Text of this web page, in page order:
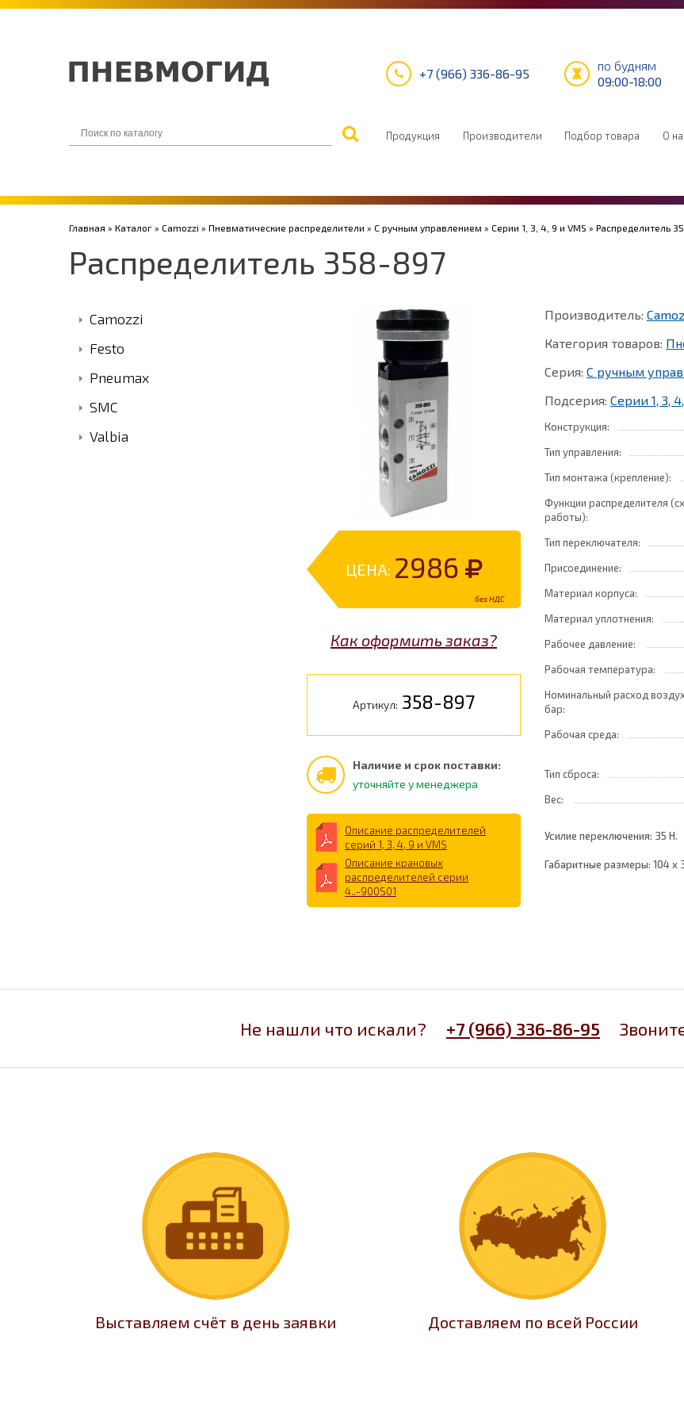
+7 (966) 336-86-95
по будням
09:00-18:00
Продукция Производители Подбор товара О
Главная » Каталог » Camozzi » Пневматические распределители » С ручным управлением » Серии 1, 3, 4, 9 и VMS » Распределитель
Распределитель 358-897
Camozzi
Festo
Pneumax
SMC
Valbia
ЦЕНА: 2986
без НДС
Как оформить заказ?
Артикул: 358-897
Наличие и срок поставки:
уточняйте у менеджера
Описание распределителей
серий 1, 3, 4, 9 и VMS
Описание крановых
распределителей серии
4..-900S01
Производитель:
Категория товаров:
Серия: С ручным
Подсерия: Серии 1, 3,
Конструкция:
Тип управления:
Тип монтажа (крепление):
Функции распределителя
работы):
Тип переключателя:
Присоединение:
Материал корпуса:
Материал уплотнения:
Рабочее давление:
Рабочая температура:
Номинальный расход
бар:
Рабочая среда:
Тип сброса:
Вес:
Усилие переключения: 35 Н.
Габаритные размеры: 104 х
Не нашли что искали? +7 (966) 336-86-95
Выставляем счёт в день заявки Доставляем по всей России